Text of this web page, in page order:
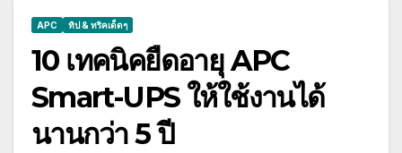
APC ทิป & ทริคเด็ดๆ
10 เทคนิคยืดอายุ APC
Smart-UPS ให้ใช้งานได้
นานกว่า 5 ปี